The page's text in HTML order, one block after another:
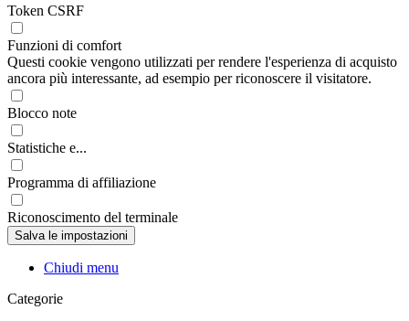
Token CSRF
Funzioni di comfort
Questi cookie vengono utilizzati per rendere l'esperienza di acquisto
ancora più interessante, ad esempio per riconoscere il visitatore.
Blocco note
Statistiche e...
Programma di affiliazione
Riconoscimento del terminale
Chiudi menu
Categorie